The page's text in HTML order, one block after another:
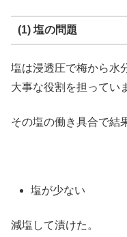
(1) 塩の問題
塩は浸透圧で梅から水
大事な役割を担ってい
その塩の働き具合で結
塩が少ない
減塩して漬けた。